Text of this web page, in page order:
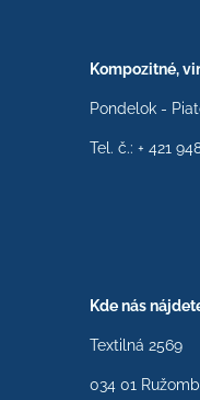
Kompozitné,
Pondelok -
Tel. č.: + 421
Kde nás
Textilná 2569
034 01